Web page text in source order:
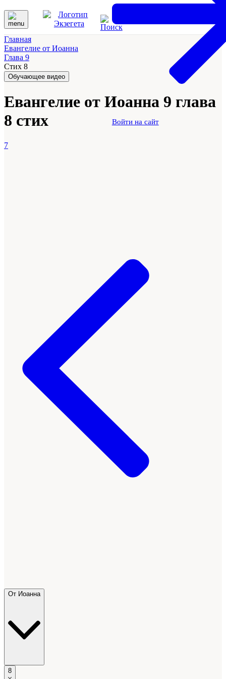
Войти на сайт
Главная
Евангелие от Иоанна
Глава 9
Стих 8
Обучающее видео
Евангелие от Иоанна 9 глава
8 стих
7
От Иоанна
8